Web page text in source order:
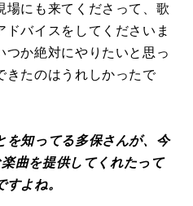
場にも来てくださって、歌
バイスをしてくださいま
つか絶対にやりたいと思っ
きたのはうれしかったで
知ってる多保さんが、今
曲を提供してくれたって
よね。